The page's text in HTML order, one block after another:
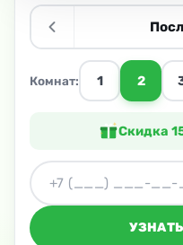
Комнат: 1 2
Скидка